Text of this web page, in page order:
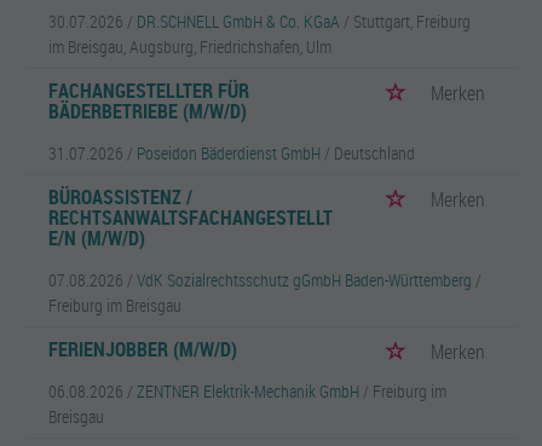
30.07.2026 / DR.SCHNELL GmbH & Co. KGaA / Stuttgart, Freiburg
im Breisgau, Augsburg, Friedrichshafen, Ulm
FACHANGESTELLTER FÜR
BÄDERBETRIEBE (M/W/D)
Merken
31.07.2026 / Poseidon Bäderdienst GmbH / Deutschland
BÜROASSISTENZ /
RECHTSANWALTSFACHANGESTELLT
E/N (M/W/D)
Merken
07.08.2026 / VdK Sozialrechtsschutz gGmbH Baden-Württemberg /
Freiburg im Breisgau
FERIENJOBBER (M/W/D) Merken
06.08.2026 / ZENTNER Elektrik-Mechanik GmbH / Freiburg im
Breisgau